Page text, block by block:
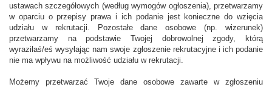
ustawach szczegółowych (według wymogów ogłoszenia), przetwarzamy
w oparciu o przepisy prawa i ich podanie jest konieczne do wzięcia
udziału w rekrutacji. Pozostałe dane osobowe (np. wizerunek)
przetwarzamy na podstawie Twojej dobrowolnej zgody, którą
wyraziłaś/eś wysyłając nam swoje zgłoszenie rekrutacyjne i ich podanie
nie ma wpływu na możliwość udziału w rekrutacji.
Możemy przetwarzać Twoje dane osobowe zawarte w zgłoszeniu